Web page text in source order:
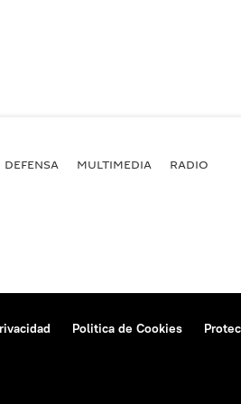
DEFENSA MULTIMEDIA RADIO
Politica de Cookies